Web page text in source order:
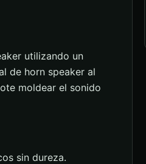
utilizando un
de horn speaker al
moldear el sonido
sin dureza.